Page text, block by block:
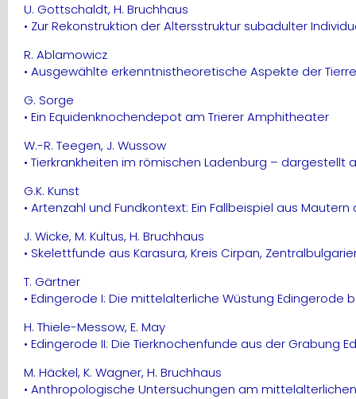
U. Gottschaldt, H. Bruchhaus
• Zur Rekonstruktion der Altersstruktur subadulter
R. Ablamowicz
• Ausgewählte erkenntnistheoretische Aspekte der
G. Sorge
• Ein Equidenknochendepot am Trierer Amphitheater
W.-R. Teegen, J. Wussow
• Tierkrankheiten im römischen Ladenburg – dargestellt
G.K. Kunst
• Artenzahl und Fundkontext: Ein Fallbeispiel aus
J. Wicke, M. Kultus, H. Bruchhaus
• Skelettfunde aus Karasura, Kreis Cirpan,
T. Gärtner
• Edingerode I: Die mittelalterliche Wüstung
H. Thiele-Messow, E. May
• Edingerode II: Die Tierknochenfunde aus der Grabung
M. Häckel, K. Wagner, H. Bruchhaus
• Anthropologische Untersuchungen am